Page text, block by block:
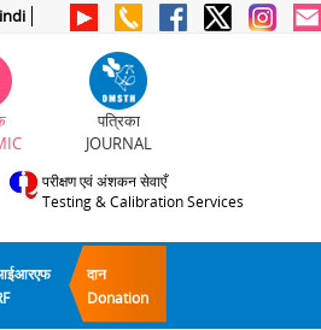
पत्रिका
JOURNAL
परीक्षण एवं अंशकन सेवाएँ
Testing & Calibration Services
दान
Donation